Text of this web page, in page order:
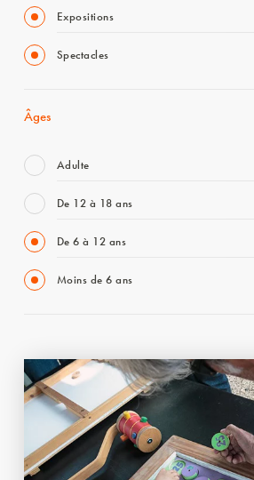
Expositions
Spectacles
Âges
Adulte
De 12 à 18 ans
De 6 à 12 ans
Moins de 6 ans